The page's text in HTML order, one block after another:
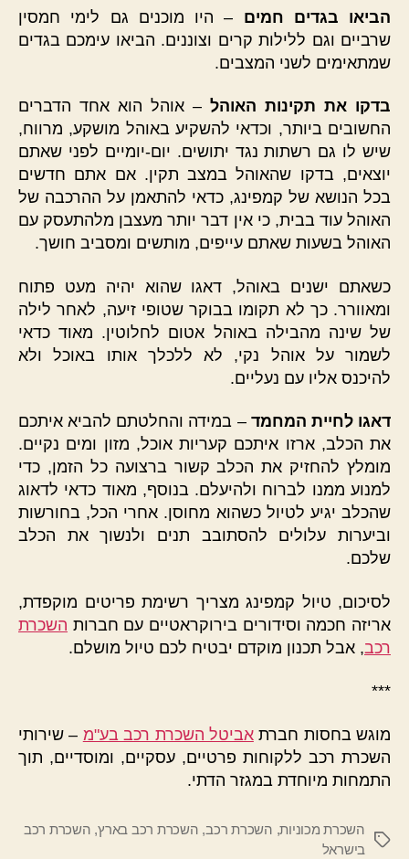
הביאו בגדים חמים – היו מוכנים גם לימי חמסין
שרביים וגם ללילות קרים וצוננים. הביאו עימכם בגדים
שמתאימים לשני המצבים.
בדקו את תקינות האוהל – אוהל הוא אחד הדברים
החשובים ביותר, וכדאי להשקיע באוהל מושקע, מרווח,
שיש לו גם רשתות נגד יתושים. יום-יומיים לפני שאתם
יוצאים, בדקו שהאוהל במצב תקין. אם אתם חדשים
בכל הנושא של קמפינג, כדאי להתאמן על ההרכבה של
האוהל עוד בבית, כי אין דבר יותר מעצבן מלהתעסק עם
האוהל בשעות שאתם עייפים, מותשים ומסביב חושך.
כשאתם ישנים באוהל, דאגו שהוא יהיה מעט פתוח
ומאוורר. כך לא תקומו בבוקר שטופי זיעה, לאחר לילה
של שינה מהבילה באוהל אטום לחלוטין. מאוד כדאי
לשמור על אוהל נקי, לא ללכלך אותו באוכל ולא
להיכנס אליו עם נעליים.
דאגו לחיית המחמד – במידה והחלטתם להביא איתכם
את הכלב, ארזו איתכם קעריות אוכל, מזון ומים נקיים.
מומלץ להחזיק את הכלב קשור ברצועה כל הזמן, כדי
למנוע ממנו לברוח ולהיעלם. בנוסף, מאוד כדאי לדאוג
שהכלב יגיע לטיול כשהוא מחוסן. אחרי הכל, בחורשות
וביערות עלולים להסתובב תנים ולנשוך את הכלב
שלכם.
לסיכום, טיול קמפינג מצריך רשימת פריטים מוקפדת,
אריזה חכמה וסידורים בירוקראטיים עם חברות השכרת
רכב, אבל תכנון מוקדם יבטיח לכם טיול מושלם.
***
מוגש בחסות חברתאביטל השכרת רכב בע"מ – שירותי
השכרת רכב ללקוחות פרטיים, עסקיים, ומוסדיים, תוך
התמחות מיוחדת במגזר הדתי.
תגיות
השכרת מכוניות, השכרת רכב, השכרת רכב בארץ, השכרת רכב
בישראל